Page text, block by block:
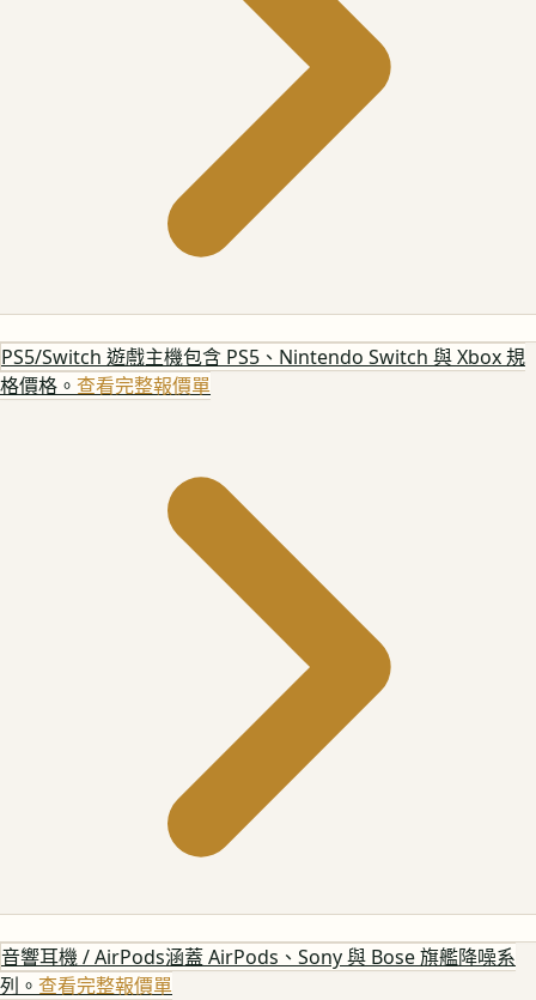
PS5/Switch 遊戲主機包含 PS5、Nintendo Switch 與 Xbox 規
格價格。 查看完整報價單
音響耳機 / AirPods涵蓋 AirPods、Sony 與 Bose 旗艦降噪系
列。 查看完整報價單